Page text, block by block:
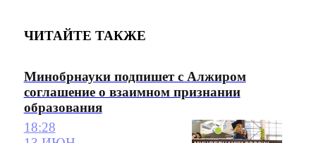
ЧИТАЙТЕ ТАКЖЕ
Минобрнауки подпишет с Алжиром
соглашение о взаимном признании
образования
18:28